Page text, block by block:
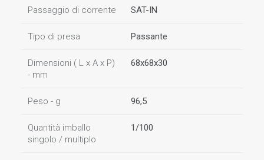
Passaggio di corrente SAT-IN
Tipo di presa Passante
Dimensioni ( L x A x P)
- mm
68x68x30
Peso - g 96,5
Quantità imballo
singolo / multiplo
1/100